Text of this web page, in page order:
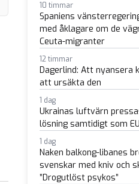
10 timmar
Spaniens
med åklagare om de
Ceuta-migranter
12 timmar
Dagerlind: Att nyansera
att ursäkta den
1 dag
Ukrainas luftvärn
lösning samtidigt som
1 dag
Naken balkong-libanes
svenskar med kniv och
”Drogutlöst psykos”